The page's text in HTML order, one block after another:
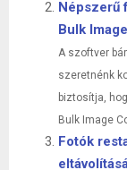
Népszerű
Bulk
A szoftver
szeretnénk
biztosítja,
Bulk Image
Fotók